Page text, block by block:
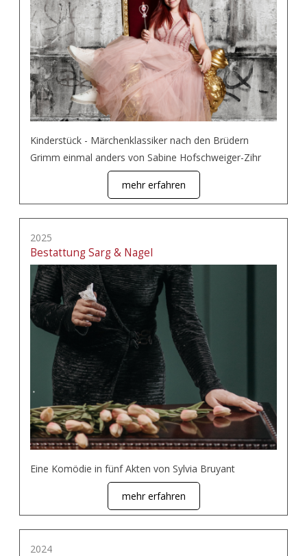
Kinderstück - Märchenklassiker nach den Brüdern
Grimm einmal anders von Sabine Hofschweiger-Zihr
mehr erfahren
2025
Bestattung Sarg & Nagel
Eine Komödie in fünf Akten von Sylvia Bruyant
mehr erfahren
2024